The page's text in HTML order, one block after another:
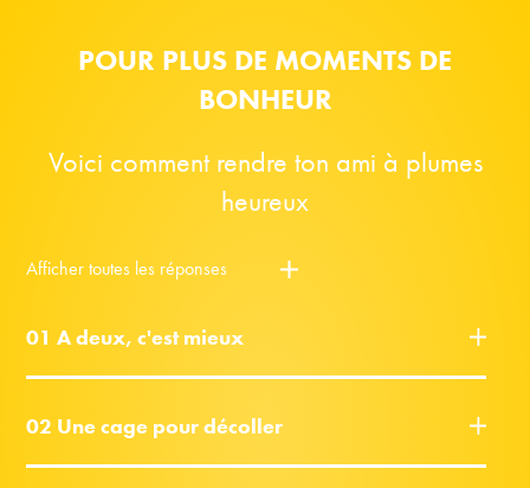
POUR PLUS DE MOMENTS DE
BONHEUR
Voici comment rendre ton ami à plumes
heureux
Afficher toutes les réponses
01 A deux, c'est mieux
02 Une cage pour décoller